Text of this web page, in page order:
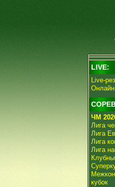
LIVE:
Live-
Онлайн
ЧМ
Лига
Лига
Лига
Лига
кубок